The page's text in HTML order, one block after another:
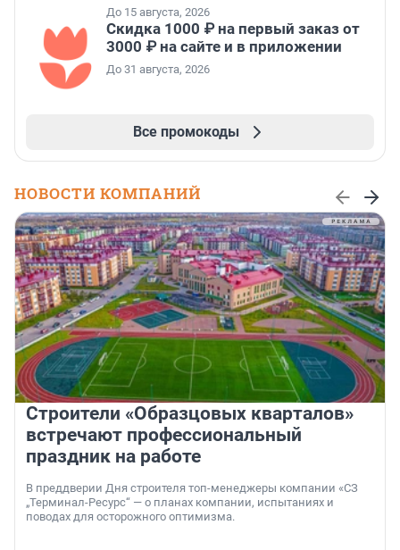
До 15 августа, 2026
Скидка 1000 ₽ на первый заказ от
3000 ₽ на сайте и в приложении
До 31 августа, 2026
Все промокоды
НОВОСТИ КОМПАНИЙ
Строители «Образцовых кварталов»
встречают профессиональный
праздник на работе
В преддверии Дня строителя топ-менеджеры компании «СЗ
„Терминал-Ресурс“ — о планах компании, испытаниях и
поводах для осторожного оптимизма.